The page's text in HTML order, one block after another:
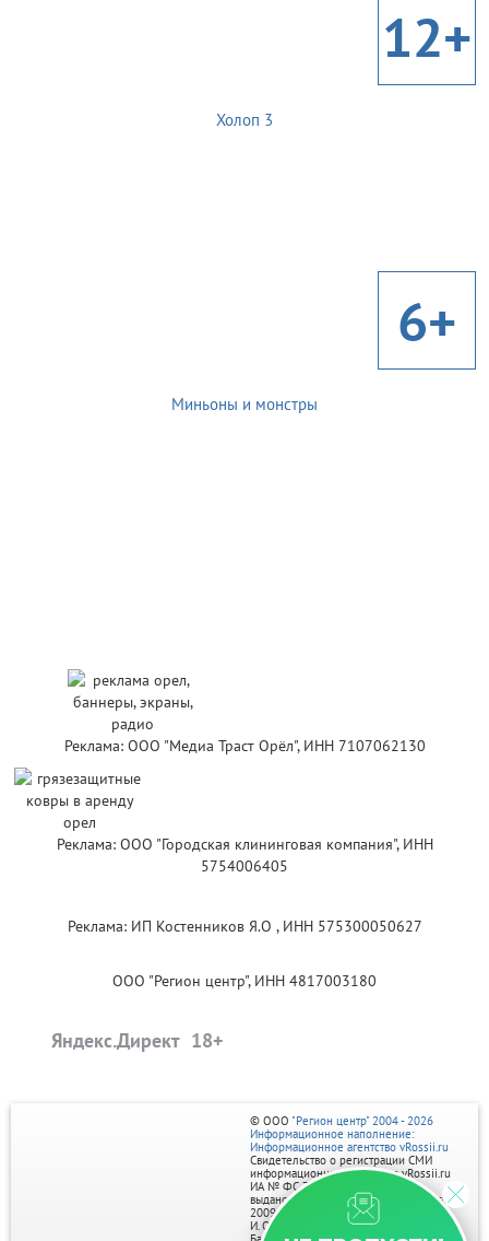
12+
Холоп 3
6+
Миньоны и монстры
Реклама: ООО "Медиа Траст Орёл", ИНН 7107062130
Реклама: ООО "Городская клининговая компания", ИНН
5754006405
Реклама: ИП Костенников Я.О , ИНН 575300050627
ООО "Регион центр", ИНН 4817003180
Яндекс.Директ
© ООО "Регион центр" 2004 - 2026
Информационное наполнение:
Информационное агентство vRossii.ru
Свидетельство о регистрации СМИ
информационного агентства vRossii.ru
ИА № ФС 77‑35502
выдано РОСКОМНАДЗОРом 04 марта
2009г.
И. О. Главного редактора Нарыков А. Н.